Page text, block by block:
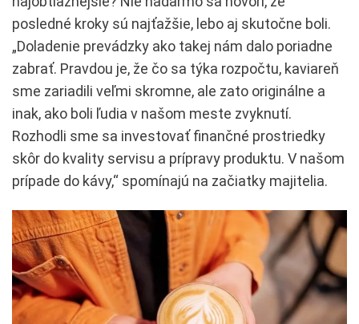
posledné kroky sú najťažšie, lebo aj skutočne boli.
„Doladenie prevádzky ako takej nám dalo poriadne
zabrať. Pravdou je, že čo sa týka rozpočtu, kaviareň
sme zariadili veľmi skromne, ale zato originálne a
inak, ako boli ľudia v našom meste zvyknutí.
Rozhodli sme sa investovať finančné prostriedky
skôr do kvality servisu a prípravy produktu. V našom
prípade do kávy,“ spomínajú na začiatky majitelia.